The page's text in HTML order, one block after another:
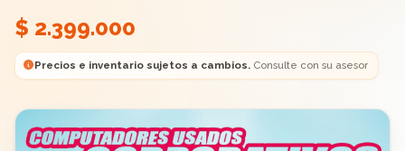
$ 2.399.000
Precios e inventario sujetos a cambios.Consulte con su asesor